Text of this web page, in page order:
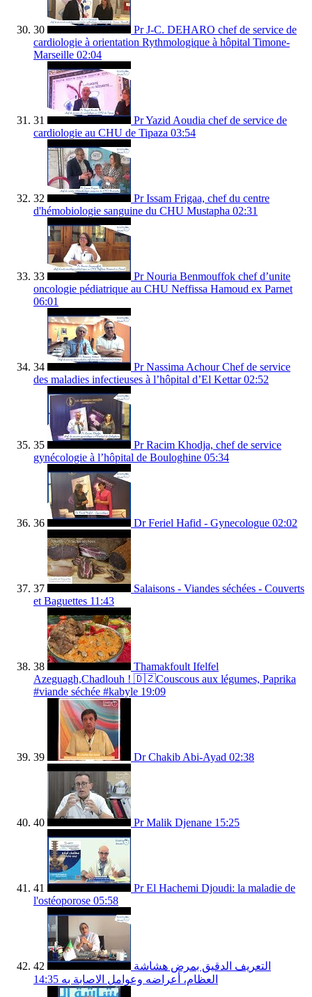
30
Pr J-C. DEHARO chef de service de
cardiologie à orientation Rythmologique à hôpital Timone-
Marseille 02:04
31
Pr Yazid Aoudia chef de service de
cardiologie au CHU de Tipaza 03:54
32
Pr Issam Frigaa, chef du centre
d'hémobiologie sanguine du CHU Mustapha 02:31
33
Pr Nouria Benmouffok chef d’unite
oncologie pédiatrique au CHU Neffissa Hamoud ex Parnet
06:01
34
Pr Nassima Achour Chef de service
des maladies infectieuses à l’hôpital d’El Kettar 02:52
35
Pr Racim Khodja, chef de service
gynécologie à l’hôpital de Bouloghine 05:34
36 Dr Feriel Hafid - Gynecologue 02:02
37
Salaisons - Viandes séchées - Couverts
et Baguettes 11:43
38
Thamakfoult Ifelfel
Azeguagh,Chadlouh ! 🇩🇿Couscous aux légumes, Paprika
#viande séchée #kabyle 19:09
39 Dr Chakib Abi-Ayad 02:38
40 Pr Malik Djenane 15:25
41
Pr El Hachemi Djoudi: la maladie de
l'ostéoporose 05:58
42
التعريف الدقيق بمرض هشاشة
العظام، أعراضه وعوامل الاصابة به 14:35